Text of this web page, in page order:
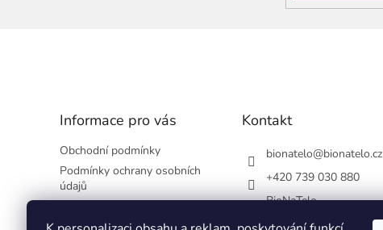
Informace pro vás
Obchodní podmínky
Podmínky ochrany osobních
údajů
Kontakty
Kontakt
bionatelo@bionatelo.cz
+420 739 030 880
BioNaTelo
bionatelo_25/